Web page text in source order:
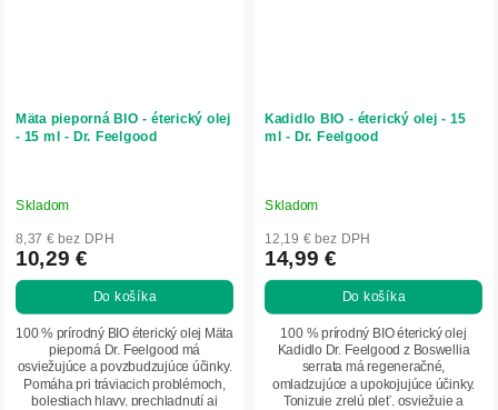
Mäta pieporná BIO - éterický olej
- 15 ml - Dr. Feelgood
Skladom
8,37 € bez DPH
10,29 €
Do košíka
100 % prírodný BIO éterický olej Mäta
pieporná Dr. Feelgood má
osviežujúce a povzbudzujúce účinky.
Pomáha pri tráviacich problémoch,
bolestiach hlavy, prechladnutí aj
Kadidlo BIO - éterický olej - 15
ml - Dr. Feelgood
Skladom
12,19 € bez DPH
14,99 €
Do košíka
100 % prírodný BIO éterický olej
Kadidlo Dr. Feelgood z Boswellia
serrata má regeneračné,
omladzujúce a upokojujúce účinky.
Tonizuje zrelú pleť, osviežuje a